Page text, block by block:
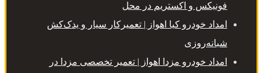
فونیکس و اکستریم در محل
امداد خودرو کیا اهواز | تعمیرکار سیار و یدک‌کش
شبانه‌روزی
امداد خودرو مزدا اهواز | تعمیر تخصصی مزدا در